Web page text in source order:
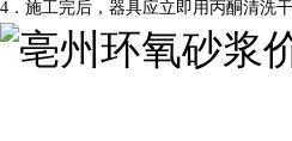
4．施工完后，器具应立即用丙酮清洗干